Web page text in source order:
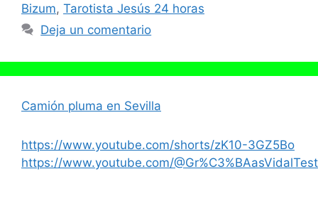
Bizum, Tarotista Jesús 24 horas
Deja un comentario
Camión pluma en Sevilla
https://www.youtube.com/shorts/zK10-3GZ5Bo
https://www.youtube.com/